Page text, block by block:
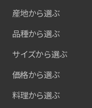
産地から選ぶ
品種から選ぶ
サイズから選ぶ
価格から選ぶ
料理から選ぶ